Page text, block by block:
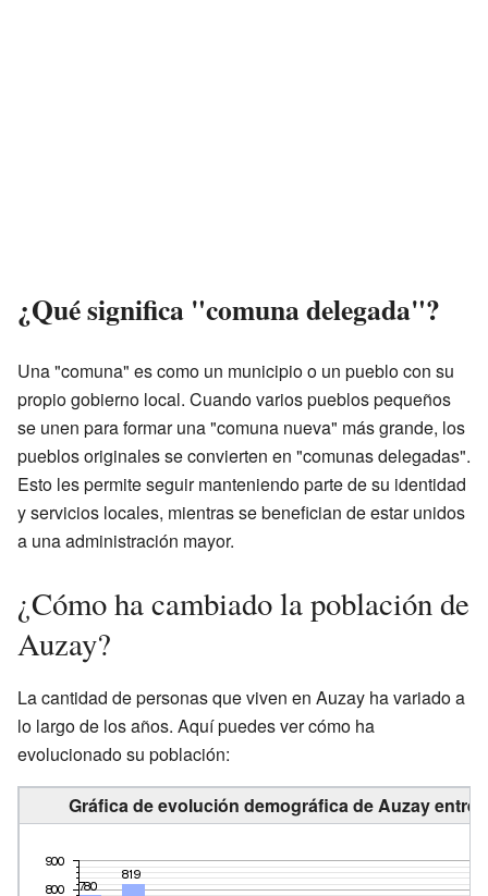
¿Qué significa "comuna delegada"?
Una "comuna" es como un municipio o un pueblo con su
propio gobierno local. Cuando varios pueblos pequeños
se unen para formar una "comuna nueva" más grande, los
pueblos originales se convierten en "comunas delegadas".
Esto les permite seguir manteniendo parte de su identidad
y servicios locales, mientras se benefician de estar unidos
a una administración mayor.
¿Cómo ha cambiado la población de
Auzay?
La cantidad de personas que viven en Auzay ha variado a
lo largo de los años. Aquí puedes ver cómo ha
evolucionado su población:
Gráfica de evolución demográfica de Auzay entre